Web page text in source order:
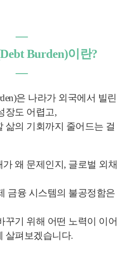
―
Burden)이란?
―
은 나라가 외국에서 빌린
장도 어렵고,
삶의 기회까지 줄어드는 걸
왜 문제인지, 글로벌 외채
금융 시스템의 불공정함은
꾸기 위해 어떤 노력이 이어
살펴보겠습니다.